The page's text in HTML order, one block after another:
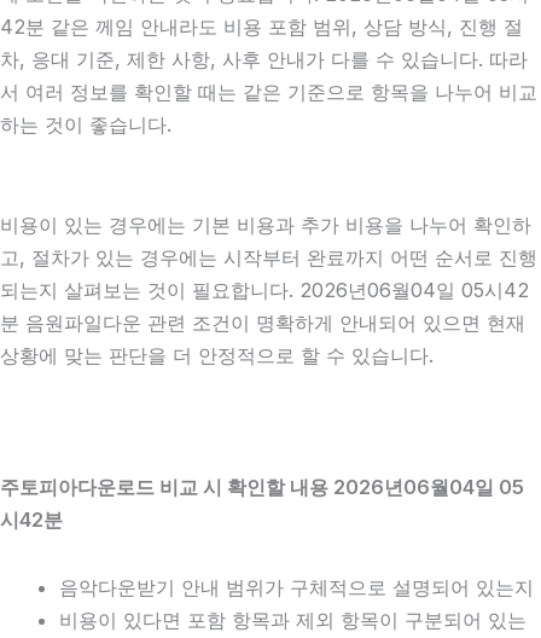
42분 같은 께임 안내라도 비용 포함 범위, 상담 방식, 진행 절
차, 응대 기준, 제한 사항, 사후 안내가 다를 수 있습니다. 따라
서 여러 정보를 확인할 때는 같은 기준으로 항목을 나누어 비교
하는 것이 좋습니다.
비용이 있는 경우에는 기본 비용과 추가 비용을 나누어 확인하
고, 절차가 있는 경우에는 시작부터 완료까지 어떤 순서로 진행
되는지 살펴보는 것이 필요합니다. 2026년06월04일 05시42
분 음원파일다운 관련 조건이 명확하게 안내되어 있으면 현재
상황에 맞는 판단을 더 안정적으로 할 수 있습니다.
주토피아다운로드 비교 시 확인할 내용 2026년06월04일 05
시42분
음악다운받기 안내 범위가 구체적으로 설명되어 있는지
비용이 있다면 포함 항목과 제외 항목이 구분되어 있는